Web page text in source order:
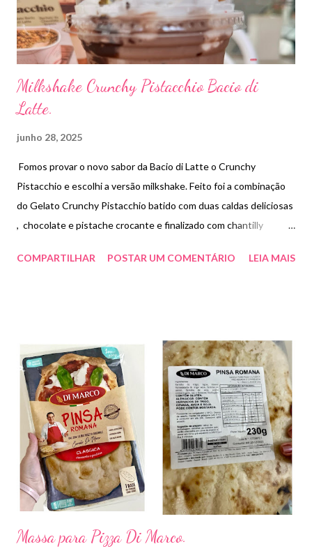
Milkshake Crunchy Pistacchio Bacio di
Latte.
junho 28, 2025
Fomos provar o novo sabor da Bacio di Latte o Crunchy
Pistacchio e escolhi a versão milkshake. Feito foi a combinação
do Gelato Crunchy Pistacchio batido com duas caldas deliciosas
, chocolate e pistache crocante e finalizado com chantilly
atendente não soube “ montar” a sobremesa que acabou
COMPARTILHAR POSTAR UM COMENTÁRIO LEIA MAIS
Massa para Pizza Di Marco.